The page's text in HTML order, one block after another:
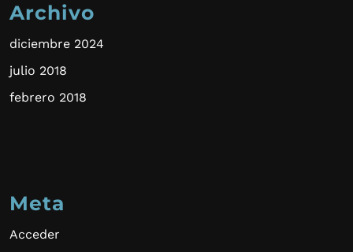
Archivo
diciembre 2024
julio 2018
febrero 2018
Meta
Acceder